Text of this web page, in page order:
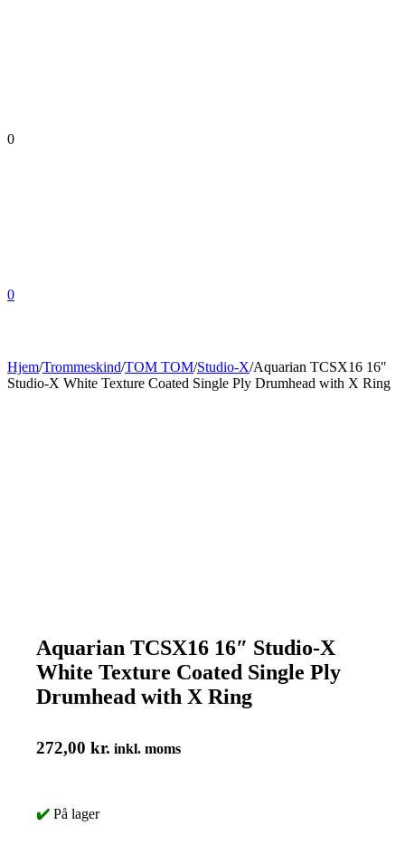
0
0
Hjem/Trommeskind/TOM TOM/Studio-X/Aquarian TCSX16 16″
Studio-X White Texture Coated Single Ply Drumhead with X Ring
Aquarian TCSX16 16″ Studio-X
White Texture Coated Single Ply
Drumhead with X Ring
272,00 kr. inkl. moms
✔️ På lager